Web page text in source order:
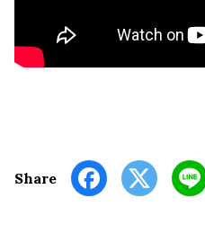
Share